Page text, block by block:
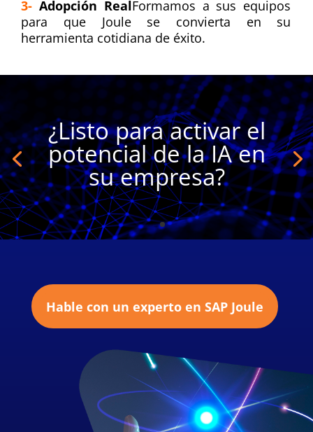
3- Adopción RealFormamos a sus equipos
para que Joule se convierta en su
herramienta cotidiana de éxito.
¿Listo para activar el
potencial de la IA en
su empresa?
Hable con un experto en SAP Joule